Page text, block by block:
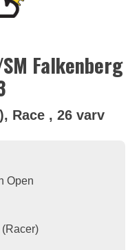
Falkenberg
Race , 26 varv
Open
(Racer)